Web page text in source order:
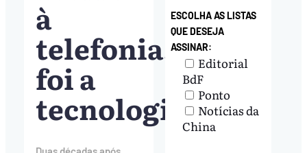
à
telefonia,
foi a
tecnologia”
ESCOLHA AS LISTAS
QUE DESEJA
ASSINAR:
Editorial
BdF
Ponto
Notícias da
China